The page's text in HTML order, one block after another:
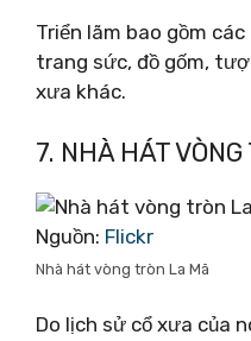
Triển lãm bao gồm
trang sức, đồ gốm,
xưa khác.
7. NHÀ HÁT
Nguồn: Flickr
Nhà hát vòng tròn La Mã
Do lịch sử cổ xưa của